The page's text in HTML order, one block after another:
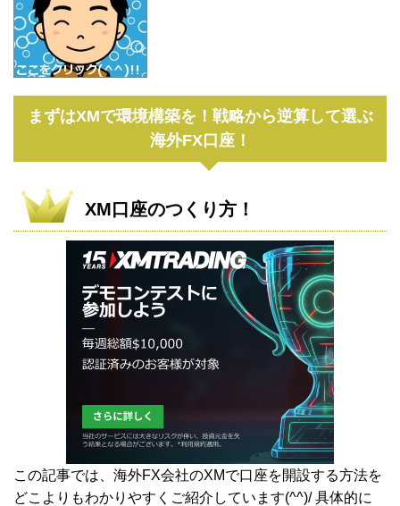
まずはXMで環境構築を！戦略から逆算して選ぶ
海外FX口座！
XM口座のつくり方！
この記事では、海外FX会社のXMで口座を開設する方法を
どこよりもわかりやすくご紹介しています(^^)/ 具体的に